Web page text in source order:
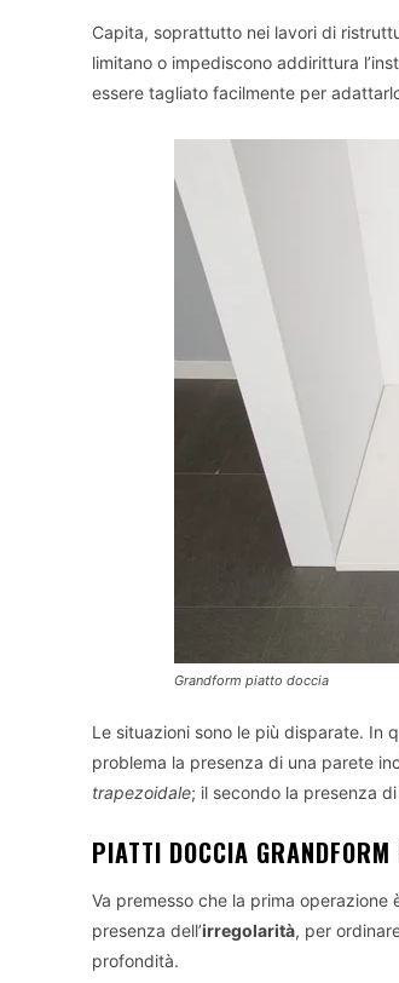
Capita, soprattutto nei lavori di
limitano o impediscono addirittura
essere tagliato facilmente per
Grandform piatto doccia
Le situazioni sono le più disparate. In
problema la presenza di una parete
trapezoidale; il secondo la presenza di
PIATTI DOCCIA
Va premesso che la prima
presenza dell’irregolarità, per
profondità.